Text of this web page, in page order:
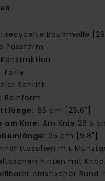
recycelte Baumwolle
Passform
Taille
Schritt
Beinform
65 cm [25.6"]
am Knie: Am Knie 26.5
25 cm [9.8"]
mit
hinten mit
elastischer Bund